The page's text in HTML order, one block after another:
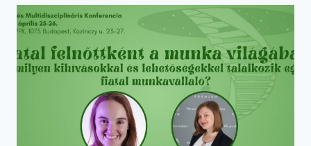
ERŐFORRÁSAIMRA
IS
TÁMASZKODJAK!”
–
INTERJÚ
MÁRTON
ANNA
VILÁGBAJNOK
KARDVÍVÓVAL